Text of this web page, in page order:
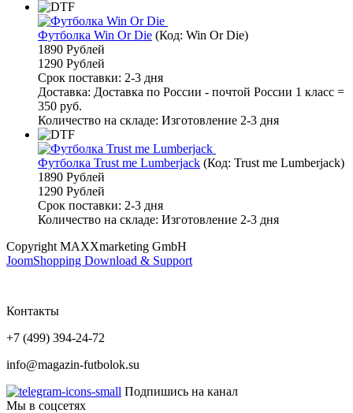
Футболка Win Or Die (Код: Win Or Die)
1890 Рублей
1290 Рублей
Срок поставки: 2-3 дня
Доставка: Доставка по России - почтой России 1 класс =
350 руб.
Количество на складе: Изготовление 2-3 дня
Футболка Trust me Lumberjack (Код: Trust me Lumberjack)
1890 Рублей
1290 Рублей
Срок поставки: 2-3 дня
Количество на складе: Изготовление 2-3 дня
Copyright MAXXmarketing GmbH
JoomShopping Download & Support
Контакты
+7 (499) 394-24-72
info@magazin-futbolok.su
Подпишись на канал
Мы в соцсетях